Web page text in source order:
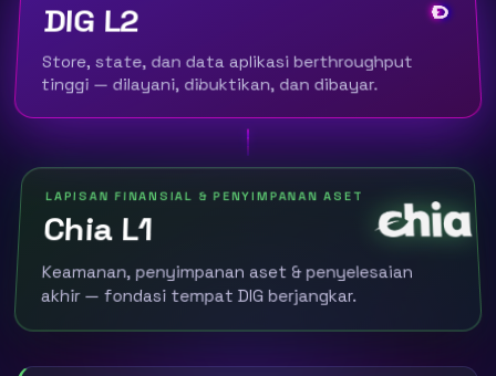
DIG L2
Store, state, dan data aplikasi berthroughput
tinggi — dilayani, dibuktikan, dan dibayar.
LAPISAN FINANSIAL & PENYIMPANAN ASET
Chia L1
Keamanan, penyimpanan aset & penyelesaian
akhir — fondasi tempat DIG berjangkar.